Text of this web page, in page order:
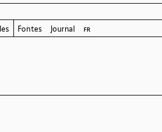
Fontes Journal
fr